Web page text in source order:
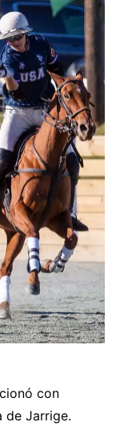
con
de Jarrige.